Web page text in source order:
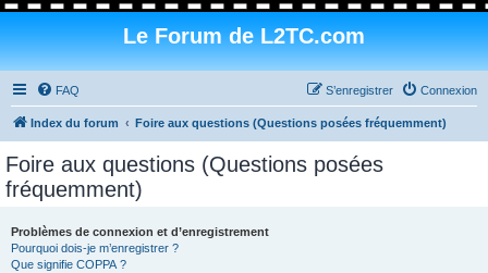
Le Forum de L2TC.com
FAQ Connexion
S’enregistrer
Index du forum Foire aux questions (Questions posées fréquemment)
Foire aux questions (Questions posées
fréquemment)
Problèmes de connexion et d’enregistrement
Pourquoi dois-je m’enregistrer ?
Que signifie COPPA ?